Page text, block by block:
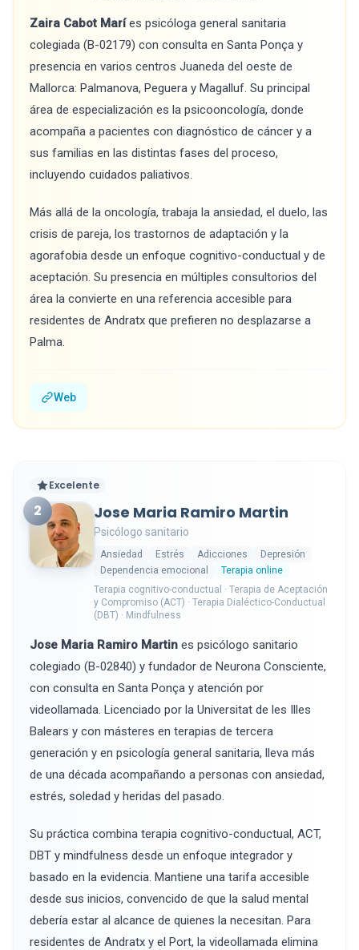
Zaira Cabot Maríes psicóloga general sanitaria
colegiada (B-02179) con consulta en Santa Ponça y
presencia en varios centros Juaneda del oeste de
Mallorca: Palmanova, Peguera y Magalluf. Su principal
área de especialización es la psicooncología, donde
acompaña a pacientes con diagnóstico de cáncer y a
sus familias en las distintas fases del proceso,
incluyendo cuidados paliativos.
Más allá de la oncología, trabaja la ansiedad, el duelo, las
crisis de pareja, los trastornos de adaptación y la
agorafobia desde un enfoque cognitivo-conductual y de
aceptación. Su presencia en múltiples consultorios del
área la convierte en una referencia accesible para
residentes de Andratx que prefieren no desplazarse a
Palma.
Web
Excelente
2 Jose Maria Ramiro Martin
Psicólogo sanitario
Ansiedad Estrés Adicciones
Depresión
Dependencia emocional
Terapia online
Terapia cognitivo-conductual · Terapia de Aceptación
y Compromiso (ACT) · Terapia Dialéctico-Conductual
(DBT) · Mindfulness
Jose Maria Ramiro Martin es psicólogo sanitario
colegiado (B-02840) y fundador de Neurona Consciente,
con consulta en Santa Ponça y atención por
videollamada. Licenciado por la Universitat de les Illes
Balears y con másteres en terapias de tercera
generación y en psicología general sanitaria, lleva más
de una década acompañando a personas con ansiedad,
estrés, soledad y heridas del pasado.
Su práctica combina terapia cognitivo-conductual, ACT,
DBT y mindfulness desde un enfoque integrador y
basado en la evidencia. Mantiene una tarifa accesible
desde sus inicios, convencido de que la salud mental
debería estar al alcance de quienes la necesitan. Para
residentes de Andratx y el Port, la videollamada elimina